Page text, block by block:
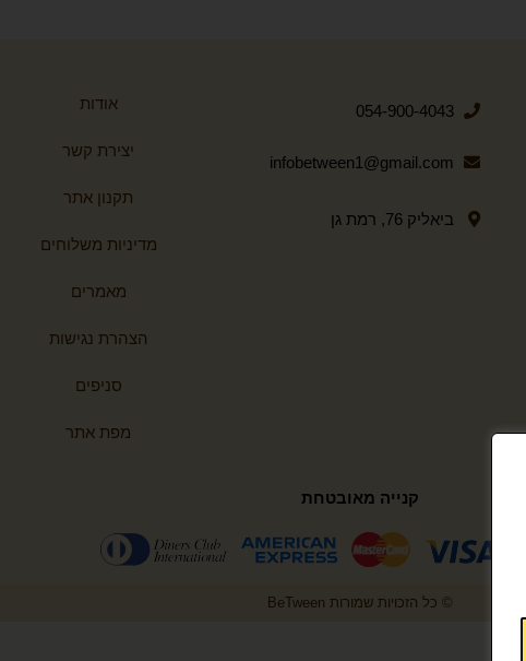
054-900-4043
infobetween1@gmail.com
ביאליק 76, רמת גן
אודות
יצירת קשר
תקנון אתר
מדיניות משלוחים
מאמרים
הצהרת נגישות
סניפים
מפת אתר
קנייה מאובטחת
© כל הזכויות שמורות BeTween